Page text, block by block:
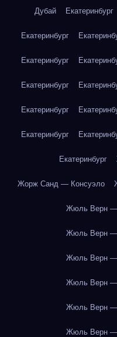
Дубай Екатеринбург
Екатеринбург
Екатеринбург
Екатеринбург
Екатеринбург
Екатеринбург
Екатеринбург
Жорж Санд — Консуэло
Жюль Верн —
Жюль Верн —
Жюль Верн —
Жюль Верн —
Жюль Верн —
Жюль Верн —